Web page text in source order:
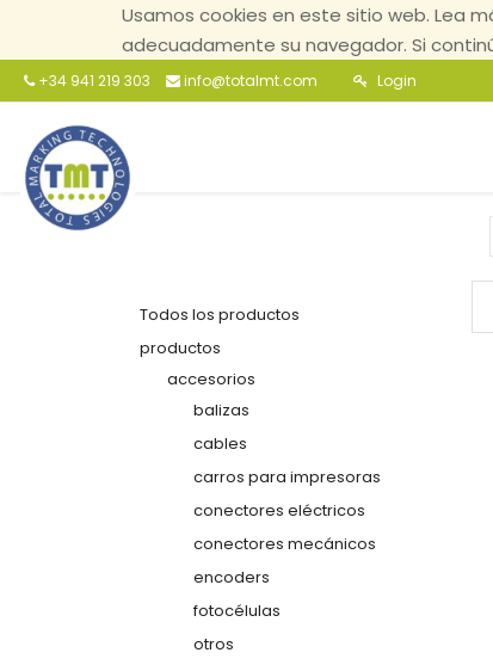
Usamos cookies en este sitio web. Lea
adecuadamente su navegador. Si
+34 941 219 303 info@totalmt.com Login
Todos los productos
productos
accesorios
balizas
cables
carros para impresoras
conectores eléctricos
conectores mecánicos
encoders
fotocélulas
otros